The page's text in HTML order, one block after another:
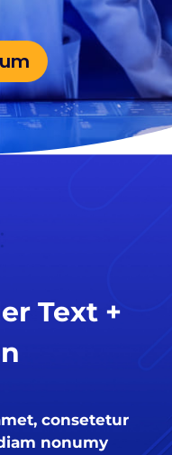
Text +
consetetur
nonumy